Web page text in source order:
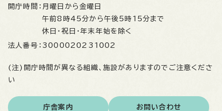
開庁時間： 月曜日から金曜日
午前8時45分から午後5時15分まで
休日・祝日・年末年始を除く
法人番号： 3000020231002
(注)開庁時間が異なる組織、施設がありますのでご注意くださ
い
庁舎案内 お問い合わせ